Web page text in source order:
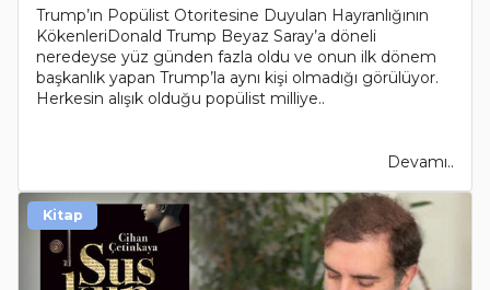
Trump’ın Popülist Otoritesine Duyulan Hayranlığının
KökenleriDonald Trump Beyaz Saray’a döneli
neredeyse yüz günden fazla oldu ve onun ilk dönem
başkanlık yapan Trump’la aynı kişi olmadığı görülüyor.
Herkesin alışık olduğu popülist milliye..
Devamı..
Kitap